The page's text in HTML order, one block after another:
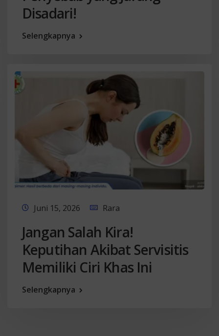
Disadari!
Selengkapnya
Juni 15, 2026 Rara
Jangan Salah Kira!
Keputihan Akibat Servisitis
Memiliki Ciri Khas Ini
Selengkapnya